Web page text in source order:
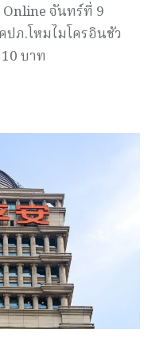
Online จันทร์ที่ 9
ภ.โหมไมโครอินชัว
บาท